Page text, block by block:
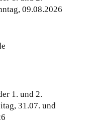
09.08.2026
1. und 2.
31.07. und